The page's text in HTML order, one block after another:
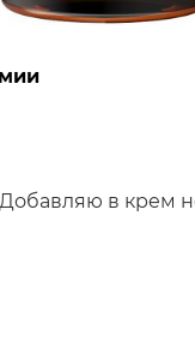
в крем